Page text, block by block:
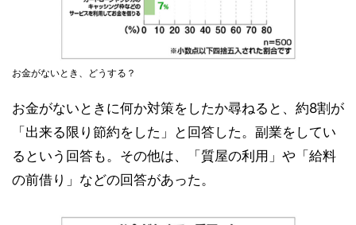
お金がないとき、どうする？
お金がないときに何か対策をしたか尋ねると、約8割が
「出来る限り節約をした」と回答した。副業をしてい
るという回答も。その他は、「質屋の利用」や「給料
の前借り」などの回答があった。